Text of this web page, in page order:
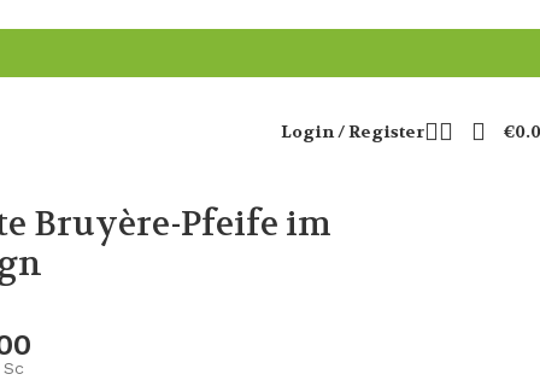
Login / Register €
Bruyère-Pfeife im
Sc